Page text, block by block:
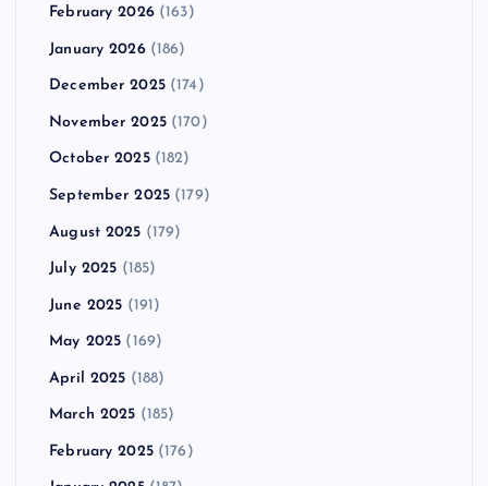
February 2026(163)
January 2026(186)
December 2025(174)
November 2025(170)
October 2025(182)
September 2025 (179)
August 2025 (179)
July 2025 (185)
June 2025 (191)
May 2025 (169)
April 2025 (188)
March 2025 (185)
February 2025(176)